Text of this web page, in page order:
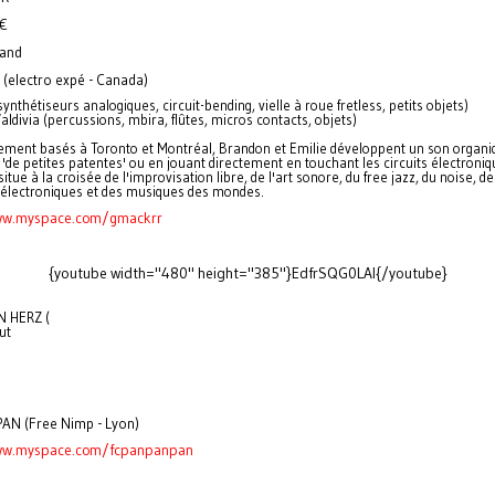
(electro expé - Canada)
analogiques, circuit-bending, vielle à roue fretless, petits objets)
(percussions, mbira, flûtes, micros contacts, objets)
basés à Toronto et Montréal, Brandon et Emilie développent un son
petites patentes' ou en jouant directement en touchant les circuits
à la croisée de l'improvisation libre, de l'art sonore, du free jazz, du noise,
et des musiques des mondes.
gmackrr
{youtube width="480" height="385"}EdfrSQG0LAI{/youtube}
HERZ (
(Free Nimp - Lyon)
fcpanpanpan